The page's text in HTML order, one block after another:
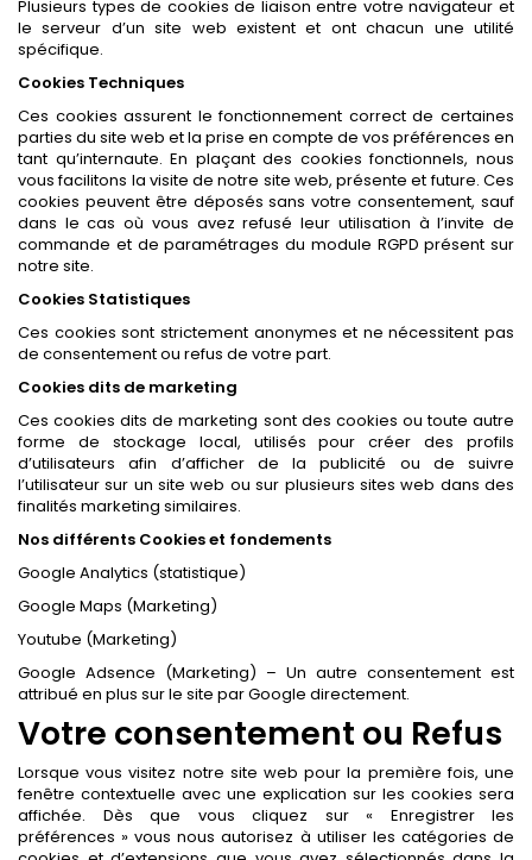
Plusieurs types de cookies de liaison entre votre navigateur et
le serveur d’un site web existent et ont chacun une utilité
spécifique.
Cookies Techniques
Ces cookies assurent le fonctionnement correct de certaines
parties du site web et la prise en compte de vos préférences en
tant qu’internaute. En plaçant des cookies fonctionnels, nous
vous facilitons la visite de notre site web, présente et future. Ces
cookies peuvent être déposés sans votre consentement, sauf
dans le cas où vous avez refusé leur utilisation à l’invite de
commande et de paramétrages du module RGPD présent sur
notre site.
Cookies Statistiques
Ces cookies sont strictement anonymes et ne nécessitent pas
de consentement ou refus de votre part.
Cookies dits de marketing
Ces cookies dits de marketing sont des cookies ou toute autre
forme de stockage local, utilisés pour créer des profils
d’utilisateurs afin d’afficher de la publicité ou de suivre
l’utilisateur sur un site web ou sur plusieurs sites web dans des
finalités marketing similaires.
Nos différents Cookies et fondements
Google Analytics (statistique)
Google Maps (Marketing)
Youtube (Marketing)
Google Adsence (Marketing) – Un autre consentement est
attribué en plus sur le site par Google directement.
Votre consentement ou Refus
Lorsque vous visitez notre site web pour la première fois, une
fenêtre contextuelle avec une explication sur les cookies sera
affichée. Dès que vous cliquez sur « Enregistrer les
préférences » vous nous autorisez à utiliser les catégories de